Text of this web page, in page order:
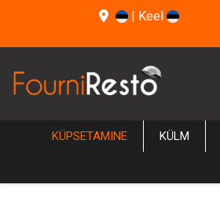
| Keel
KÜPSETAMINE KÜLM